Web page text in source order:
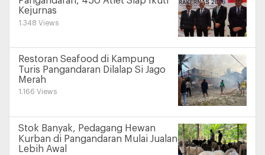
Kejurnas
1.348 Views
Restoran Seafood di Kampung
Turis Pangandaran Dilalap Si Jago
Merah
1.166 Views
Stok Banyak, Pedagang Hewan
Kurban di Pangandaran Mulai Jualan
Lebih Awal